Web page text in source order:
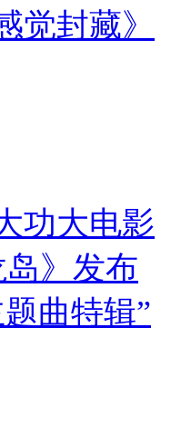
觉封藏》
功大电影
》发布
曲特辑”